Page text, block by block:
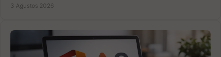
3 Ağustos 2026